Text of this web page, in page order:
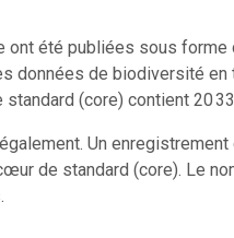
été publiées sous forme
données de biodiversité
(core) contient 20
Un
de standard (core). Le